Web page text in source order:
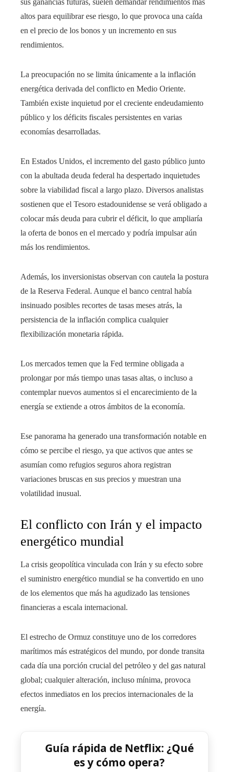
altos para equilibrar ese riesgo, lo que provoca una caída
en el precio de los bonos y un incremento en sus
rendimientos.
La preocupación no se limita únicamente a la inflación
energética derivada del conflicto en Medio Oriente.
También existe inquietud por el creciente endeudamiento
público y los déficits fiscales persistentes en varias
economías desarrolladas.
En Estados Unidos, el incremento del gasto público junto
con la abultada deuda federal ha despertado inquietudes
sobre la viabilidad fiscal a largo plazo. Diversos analistas
sostienen que el Tesoro estadounidense se verá obligado a
colocar más deuda para cubrir el déficit, lo que ampliaría
la oferta de bonos en el mercado y podría impulsar aún
más los rendimientos.
Además, los inversionistas observan con cautela la postura
de la Reserva Federal. Aunque el banco central había
insinuado posibles recortes de tasas meses atrás, la
persistencia de la inflación complica cualquier
flexibilización monetaria rápida.
Los mercados temen que la Fed termine obligada a
prolongar por más tiempo unas tasas altas, o incluso a
contemplar nuevos aumentos si el encarecimiento de la
energía se extiende a otros ámbitos de la economía.
Ese panorama ha generado una transformación notable en
cómo se percibe el riesgo, ya que activos que antes se
asumían como refugios seguros ahora registran
variaciones bruscas en sus precios y muestran una
volatilidad inusual.
El conflicto con Irán y el impacto
energético mundial
La crisis geopolítica vinculada con Irán y su efecto sobre
el suministro energético mundial se ha convertido en uno
de los elementos que más ha agudizado las tensiones
financieras a escala internacional.
El estrecho de Ormuz constituye uno de los corredores
marítimos más estratégicos del mundo, por donde transita
cada día una porción crucial del petróleo y del gas natural
global; cualquier alteración, incluso mínima, provoca
efectos inmediatos en los precios internacionales de la
energía.
Guía rápida de Netflix: ¿Qué
es y cómo opera?